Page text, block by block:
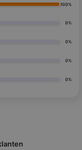
100%
0%
0%
0%
0%